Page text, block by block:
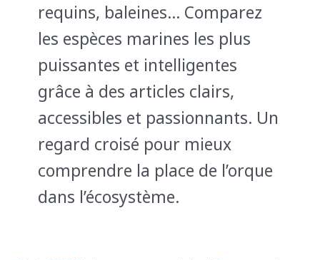
requins, baleines… Comparez
les espèces marines les plus
puissantes et intelligentes
grâce à des articles clairs,
accessibles et passionnants. Un
regard croisé pour mieux
comprendre la place de l’orque
dans l’écosystème.